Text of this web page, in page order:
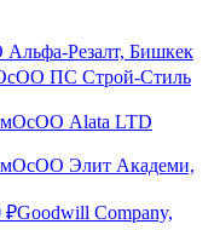
Резалт, Бишкек
ПС Строй-Стиль
ОсОО Alata LTD
OcOO Элит Академи,
₽Goodwill Company,